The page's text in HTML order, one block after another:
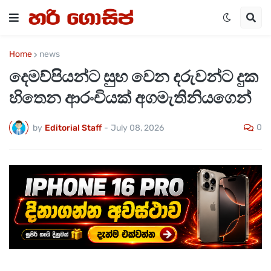
Home news
දෙමව්පියන්ට සුභ වෙන දරුවන්ට දුක
හිතෙන ආරංචියක් අගමැතිනියගෙන්
by Editorial Staff - July 08, 2026 0